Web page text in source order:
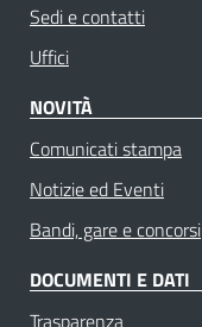
Sedi e contatti
Uffici
NOVITÀ
Comunicati stampa
Notizie ed Eventi
Bandi, gare e concorsi
DOCUMENTI E DATI
Trasparenza